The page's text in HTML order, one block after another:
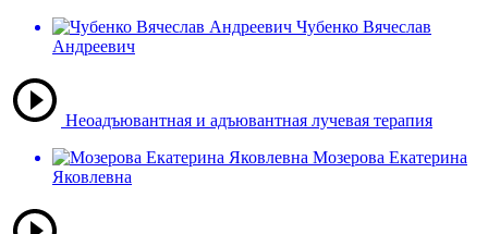
Чубенко Вячеслав
Андреевич
Неоадъювантная и адъювантная лучевая терапия
Мозерова Екатерина
Яковлевна